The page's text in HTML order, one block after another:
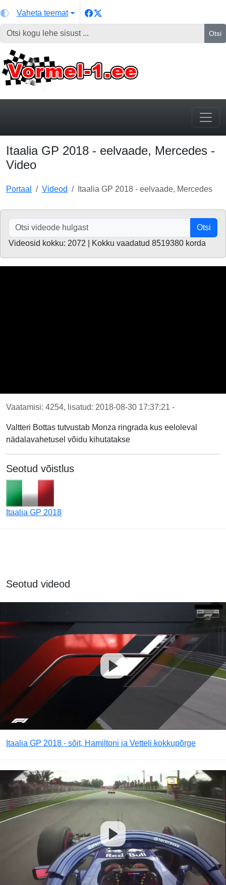
Vaheta teemat
Otsi
Itaalia GP 2018 - eelvaade, Mercedes -
Video
Portaal Videod Itaalia GP 2018 - eelvaade, Mercedes
Otsi
Videosid kokku: 2072 | Kokku vaadatud 8519380 korda
Vaatamisi: 4254, lisatud: 2018-08-30 17:37:21 -
Valtteri Bottas tutvustab Monza ringrada kus eeloleval
nädalavahetusel võidu kihutatakse
Seotud võistlus
Itaalia GP 2018
Seotud videod
Itaalia GP 2018 - sõit, Hamiltoni ja Vetteli kokkupõrge